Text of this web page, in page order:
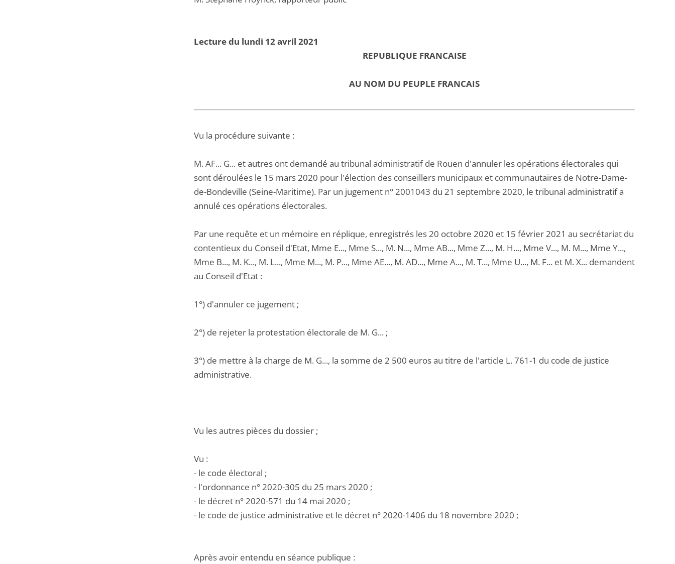
Lecture du lundi 12 avril 2021
REPUBLIQUE FRANCAISE
AU NOM DU PEUPLE FRANCAIS
Vu la procédure suivante :
M. AF... G... et autres ont demandé au tribunal administratif de Rouen d'annuler les opérations électorales qui
sont déroulées le 15 mars 2020 pour l'élection des conseillers municipaux et communautaires de Notre-Dame-
de-Bondeville (Seine-Maritime). Par un jugement n° 2001043 du 21 septembre 2020, le tribunal administratif a
annulé ces opérations électorales.
Par une requête et un mémoire en réplique, enregistrés les 20 octobre 2020 et 15 février 2021 au secrétariat du
contentieux du Conseil d'Etat, Mme E..., Mme S..., M. N..., Mme AB..., Mme Z..., M. H..., Mme V..., M. M..., Mme Y...,
Mme B..., M. K..., M. L..., Mme M..., M. P..., Mme AE..., M. AD..., Mme A..., M. T..., Mme U..., M. F... et M. X... demandent
au Conseil d'Etat :
1°) d'annuler ce jugement ;
2°) de rejeter la protestation électorale de M. G... ;
3°) de mettre à la charge de M. G..., la somme de 2 500 euros au titre de l'article L. 761-1 du code de justice
administrative.
Vu les autres pièces du dossier ;
Vu :
- le code électoral ;
- l'ordonnance n° 2020-305 du 25 mars 2020 ;
- le décret n° 2020-571 du 14 mai 2020 ;
- le code de justice administrative et le décret n° 2020-1406 du 18 novembre 2020 ;
Après avoir entendu en séance publique :